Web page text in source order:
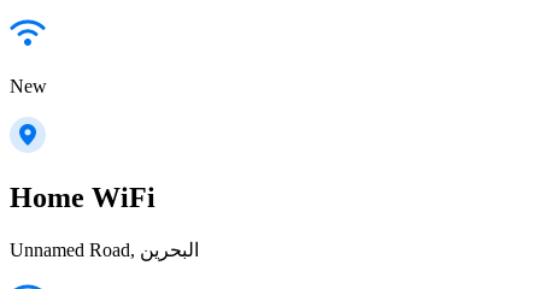
New
Home WiFi
Unnamed Road, البحرين